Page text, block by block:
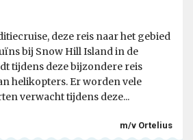
deze reis naar het gebied
bij Snow Hill Island in de
tijdens deze bijzondere reis
helikopters. Er worden vele
verwacht tijdens deze...
m/v Ortelius